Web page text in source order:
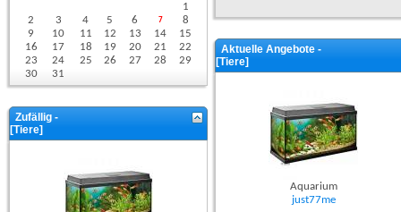
1
2
3 4 5 6 7
8
9
10 11 12 13 14
15
16
17 18 19 20 21
22
23
24 25 26 27 28
29
30
31
Zufällig -
[Tiere]
Aktuelle Angebote -
[Tiere]
Aquarium
just77me